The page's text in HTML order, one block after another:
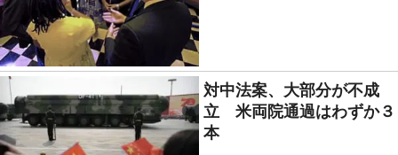
対中法案、大部分が不成
立 米両院通過はわずか３
本